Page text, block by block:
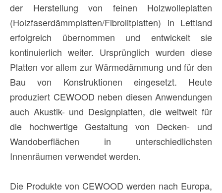
der Herstellung von feinen Holzwolleplatten
(Holzfaserdämmplatten/Fibrolitplatten) in Lettland
erfolgreich übernommen und entwickelt sie
kontinuierlich weiter. Ursprünglich wurden diese
Platten vor allem zur Wärmedämmung und für den
Bau von Konstruktionen eingesetzt. Heute
produziert CEWOOD neben diesen Anwendungen
auch Akustik- und Designplatten, die weltweit für
die hochwertige Gestaltung von Decken- und
Wandoberflächen in unterschiedlichsten
Innenräumen verwendet werden.
Die Produkte von CEWOOD werden nach Europa,